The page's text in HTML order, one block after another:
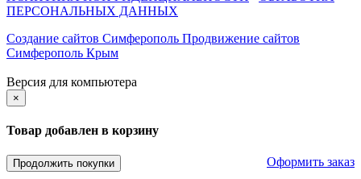
ПЕРСОНАЛЬНЫХ ДАННЫХ
Создание сайтов Симферополь Продвижение сайтов
Симферополь Крым
Версия для компьютера
×
Товар добавлен в корзину
Продолжить покупки Оформить заказ